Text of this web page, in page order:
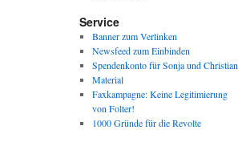
Service
Banner zum Verlinken
Newsfeed zum Einbinden
Spendenkonto für Sonja und Christian
Material
Faxkampagne: Keine Legitimierung
von Folter!
1000 Gründe für die Revolte